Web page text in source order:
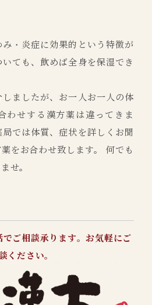
・炎症に効果的という特徴が
ても、飲めば全身を保湿でき
ましたが、お一人お一人の体
わせする漢方薬は違ってきま
では体質、症状を詳しくお聞
をお合わせ致します。 何でも
せ。
ご相談承ります。お気軽にご
ください。